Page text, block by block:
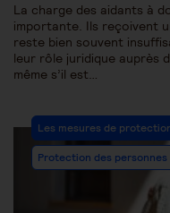
La charge des aidants à
importante. Ils reçoivent
reste bien souvent
leur rôle juridique auprès
même s’il est…
Post
Category:
Les mesures de
Protection des personnes